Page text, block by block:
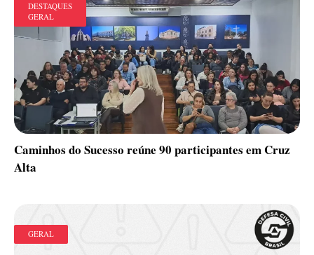
DESTAQUES
GERAL
Caminhos do Sucesso reúne 90 participantes em Cruz
Alta
GERAL